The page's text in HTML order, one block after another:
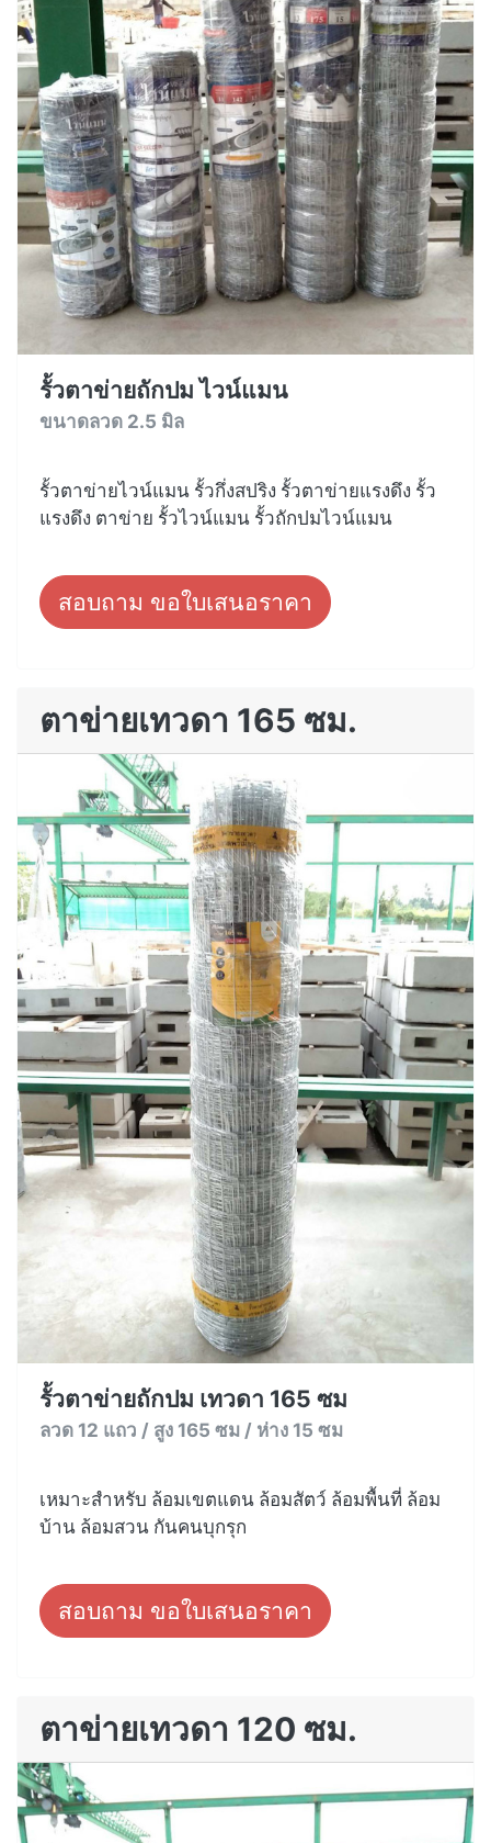
รั้วตาข่ายถักปม ไวน์แมน
ขนาดลวด 2.5 มิล
รั้วตาข่ายไวน์แมน รั้วกึ่งสปริง รั้วตาข่ายแรงดึง รั้ว
แรงดึง ตาข่าย รั้วไวน์แมน รั้วถักปมไวน์แมน
สอบถาม ขอใบเสนอราคา
ตาข่ายเทวดา 165 ซม.
รั้วตาข่ายถักปม เทวดา 165 ซม
ลวด 12 แถว / สูง 165 ซม / ห่าง 15 ซม
เหมาะสำหรับ ล้อมเขตแดน ล้อมสัตว์ ล้อมพื้นที่ ล้อม
บ้าน ล้อมสวน กันคนบุกรุก
สอบถาม ขอใบเสนอราคา
ตาข่ายเทวดา 120 ซม.